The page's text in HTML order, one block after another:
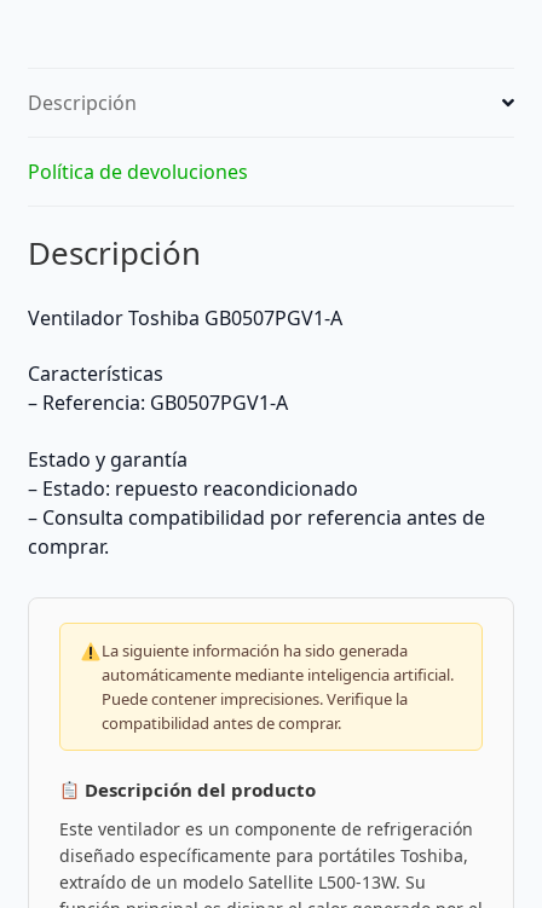
Descripción
Política de devoluciones
Descripción
Ventilador Toshiba GB0507PGV1-A
Características
– Referencia: GB0507PGV1-A
Estado y garantía
– Estado: repuesto reacondicionado
– Consulta compatibilidad por referencia antes de
comprar.
La siguiente información ha sido generada
automáticamente mediante inteligencia artificial.
Puede contener imprecisiones. Verifique la
compatibilidad antes de comprar.
Descripción del producto
Este ventilador es un componente de refrigeración
diseñado específicamente para portátiles Toshiba,
extraído de un modelo Satellite L500-13W. Su